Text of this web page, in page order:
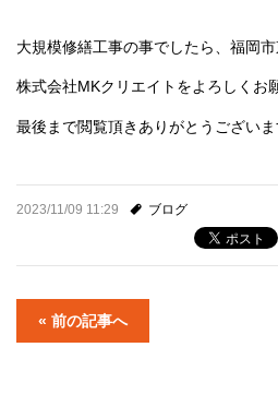
大規模修繕工事の事でしたら、福岡
株式会社MKクリエイトをよろしくお
最後まで閲覧頂きありがとうございま
2023/11/09 11:29 ブログ
« 前の記事へ